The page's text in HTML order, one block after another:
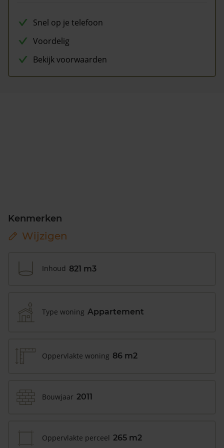
Snel op je telefoon
Voordelig
Bekijk voorwaarden
Kenmerken
Wijzigen
Inhoud 821 m3
Type woning Appartement
Oppervlakte woning 86 m2
Bouwjaar 2011
Oppervlakte perceel 265 m2